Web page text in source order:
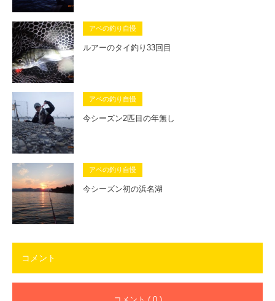
アベの釣り自慢
ルアーのタイ釣り33回目
アベの釣り自慢
今シーズン2匹目の年無し
アベの釣り自慢
今シーズン初の浜名湖
コメント